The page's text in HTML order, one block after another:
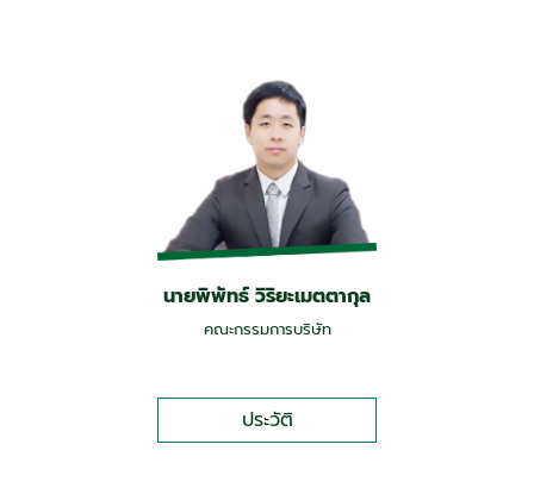
นายพิพัทธ์ วิริยะเมตตากุล
คณะกรรมการบริษัท
ประวัติ